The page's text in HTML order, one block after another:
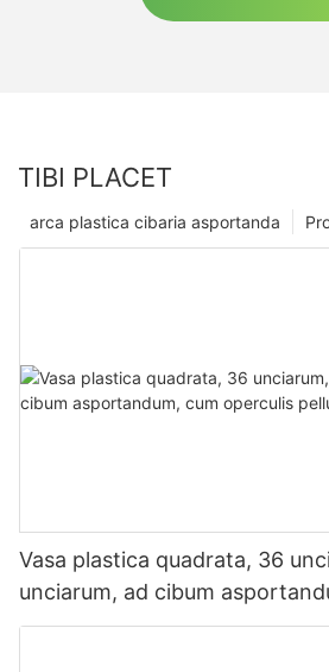
TIBI PLACET
arca plastica cibaria asportanda
Vasa plastica quadrata, 36
unciarum, ad cibum
pellucidis.